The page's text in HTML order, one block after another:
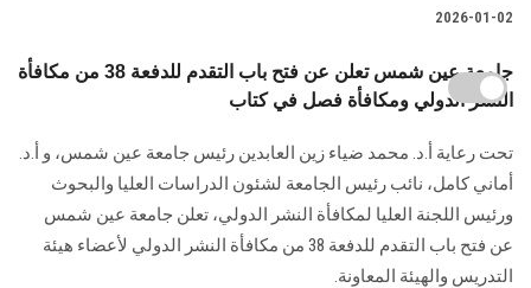
2026-01-02
جامعة عين شمس تعلن عن فتح باب التقدم للدفعة 38 من مكافأة
النشر الدولي ومكافأة فصل في كتاب
تحت رعاية أ.د. محمد ضياء زين العابدين رئيس جامعة عين شمس، و أ.د.
أماني كامل، نائب رئيس الجامعة لشئون الدراسات العليا والبحوث
ورئيس اللجنة العليا لمكافأة النشر الدولي، تعلن جامعة عين شمس
عن فتح باب التقدم للدفعة 38 من مكافأة النشر الدولي لأعضاء هيئة
التدريس والهيئة المعاونة.